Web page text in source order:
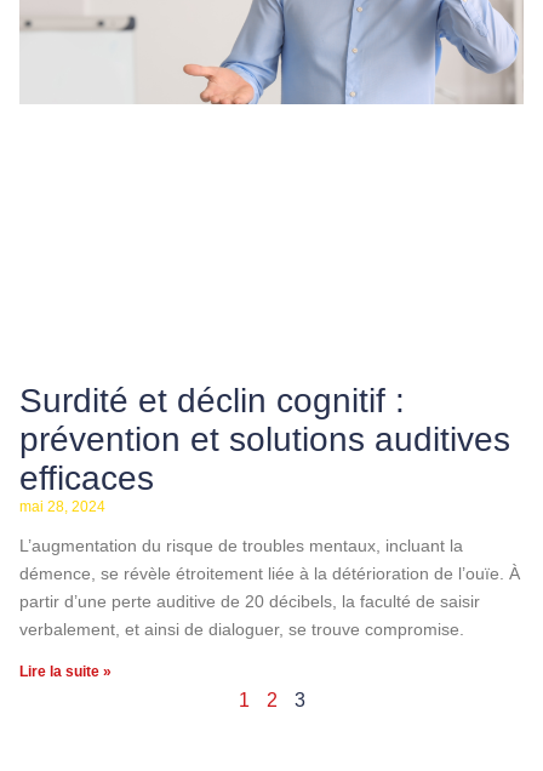
Surdité et déclin cognitif :
prévention et solutions auditives
efficaces
mai 28, 2024
L’augmentation du risque de troubles mentaux, incluant la
démence, se révèle étroitement liée à la détérioration de l’ouïe. À
partir d’une perte auditive de 20 décibels, la faculté de saisir
verbalement, et ainsi de dialoguer, se trouve compromise.
Lire la suite »
1 2 3